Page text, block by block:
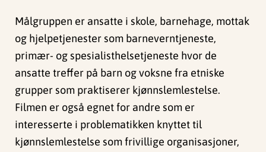
Målgruppen er ansatte i skole, barnehage, mottak
og hjelpetjenester som barneverntjeneste,
primær- og spesialisthelsetjeneste hvor de
ansatte treffer på barn og voksne fra etniske
grupper som praktiserer kjønnslemlestelse.
Filmen er også egnet for andre som er
interesserte i problematikken knyttet til
kjønnslemlestelse som frivillige organisasjoner,